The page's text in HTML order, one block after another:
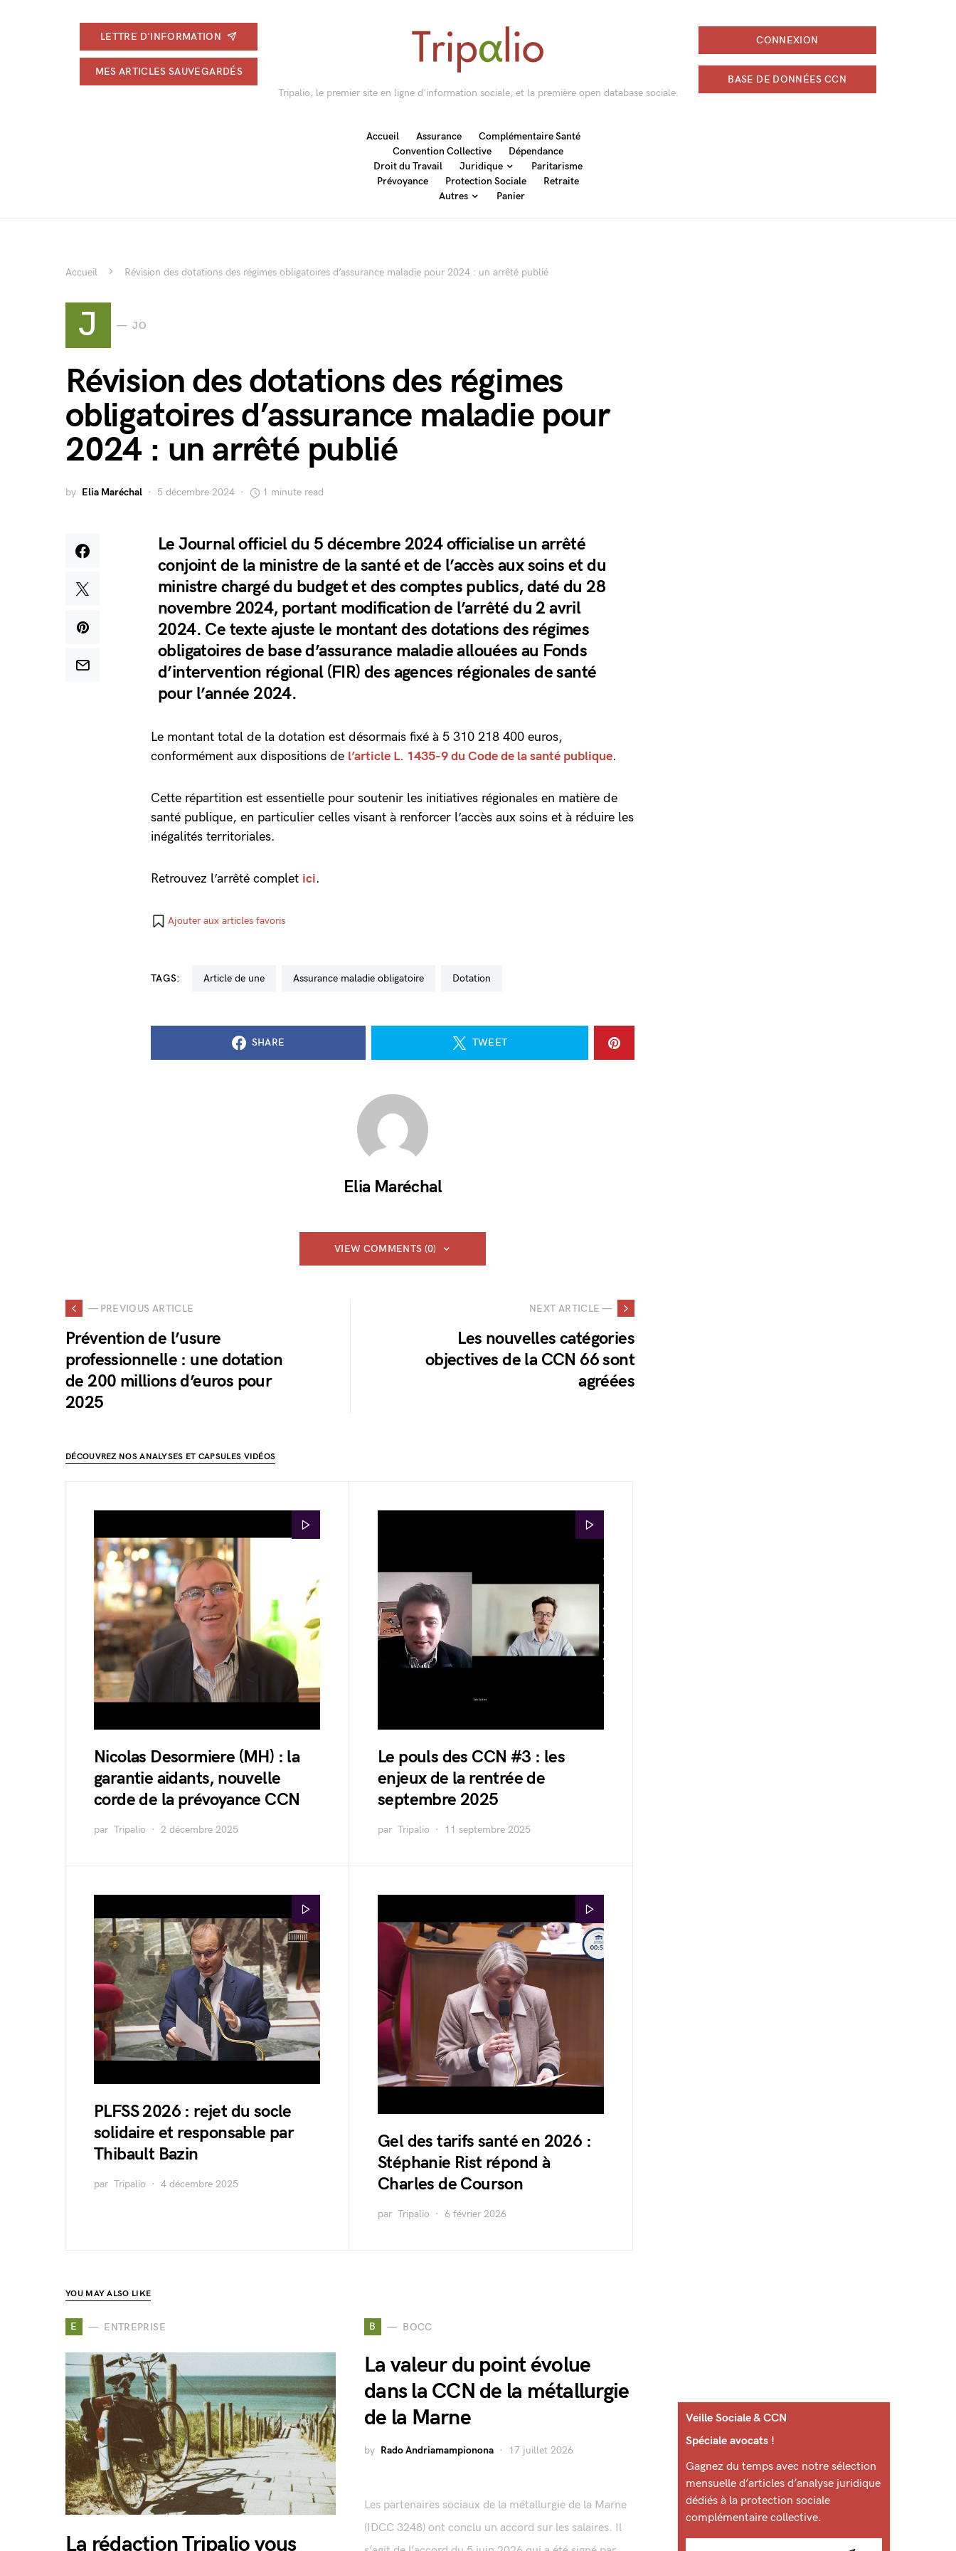
LETTRE D'INFORMATION
MES ARTICLES SAUVEGARDÉS
Tripalio, le premier site en ligne d'information sociale, et la première open database sociale.
CONNEXION
BASE DE DONNÉES CCN
Accueil Assurance
Complémentaire Santé
Convention Collective
Dépendance
Droit du Travail
Juridique
Paritarisme
Prévoyance
Protection Sociale
Retraite
Autres
Panier
Accueil Révision des dotations des régimes obligatoires d’assurance maladie pour 2024 : un arrêté publié
J JO
Révision des dotations des régimes
obligatoires d’assurance maladie pour
2024 : un arrêté publié
by Elia Maréchal 5 décembre 2024 1 minute read
Le Journal officiel du 5 décembre 2024 officialise un arrêté
conjoint de la ministre de la santé et de l’accès aux soins et du
ministre chargé du budget et des comptes publics, daté du 28
novembre 2024, portant modification de l’arrêté du 2 avril
2024. Ce texte ajuste le montant des dotations des régimes
obligatoires de base d’assurance maladie allouées au Fonds
d’intervention régional (FIR) des agences régionales de santé
pour l’année 2024.
Le montant total de la dotation est désormais fixé à 5 310 218 400 euros,
conformément aux dispositions de l’article L. 1435-9 du Code de la santé publique.
Cette répartition est essentielle pour soutenir les initiatives régionales en matière de
santé publique, en particulier celles visant à renforcer l’accès aux soins et à réduire les
inégalités territoriales.
Retrouvez l’arrêté complet ici.
Ajouter aux articles favoris
TAGS: Article de une assurance maladie obligatoire dotation
SHARE TWEET
Elia Maréchal
VIEW COMMENTS (0)
— PREVIOUS ARTICLE
Prévention de l’usure
professionnelle : une dotation
de 200 millions d’euros pour
2025
NEXT ARTICLE —
Les nouvelles catégories
objectives de la CCN 66 sont
agréées
DÉCOUVREZ NOS ANALYSES ET CAPSULES VIDÉOS
Nicolas Desormiere (MH) : la
garantie aidants, nouvelle
corde de la prévoyance CCN
par Tripalio 2 décembre 2025
Le pouls des CCN #3 : les
enjeux de la rentrée de
septembre 2025
par Tripalio 11 septembre 2025
PLFSS 2026 : rejet du socle
solidaire et responsable par
Thibault Bazin
par Tripalio 4 décembre 2025
Gel des tarifs santé en 2026 :
Stéphanie Rist répond à
Charles de Courson
par Tripalio 6 février 2026
YOU MAY ALSO LIKE
E ENTREPRISE
La rédaction Tripalio vous
B BOCC
La valeur du point évolue
dans la CCN de la métallurgie
de la Marne
by Rado Andriamampionona 17 juillet 2026
Les partenaires sociaux de la métallurgie de la Marne
(IDCC 3248) ont conclu un accord sur les salaires. Il
Veille Sociale & CCN
Spéciale avocats !
Gagnez du temps avec notre sélection
mensuelle d’articles d’analyse juridique
dédiés à la protection sociale
complémentaire collective.